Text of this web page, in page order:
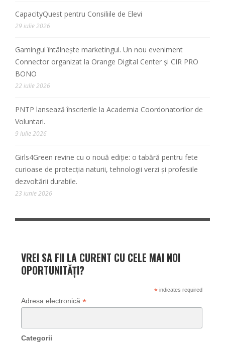
CapacityQuest pentru Consiliile de Elevi
29 iulie 2026
Gamingul întâlnește marketingul. Un nou eveniment
Connector organizat la Orange Digital Center și CIR PRO
BONO
22 iulie 2026
PNTP lansează înscrierile la Academia Coordonatorilor de
Voluntari.
9 iulie 2026
Girls4Green revine cu o nouă ediție: o tabără pentru fete
curioase de protecția naturii, tehnologii verzi și profesiile
dezvoltării durabile.
23 iunie 2026
VREI SA FII LA CURENT CU CELE MAI NOI
OPORTUNITĂȚI?
*indicates required
Adresa electronică *
Categorii